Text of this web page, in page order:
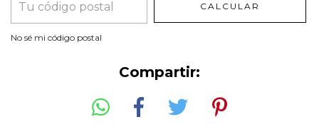
CALCULAR
No sé mi código postal
Compartir: